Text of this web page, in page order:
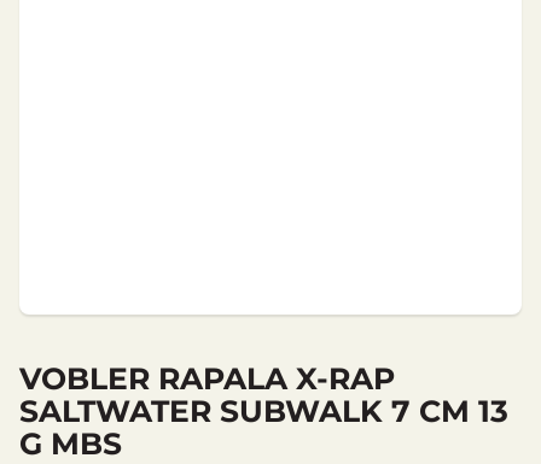
VOBLER RAPALA X-RAP
SALTWATER SUBWALK 7 CM 13
G MBS